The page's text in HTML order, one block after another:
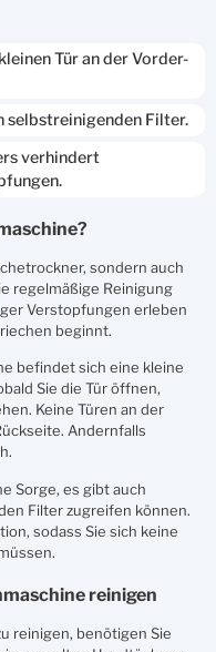
Tür an der Vorder-
selbstreinigenden Filter.
verhindert
sondern auch
regelmäßige Reinigung
Verstopfungen erleben
beginnt.
befindet sich eine kleine
Sie die Tür öffnen,
Keine Türen an der
Andernfalls
Sorge, es gibt auch
Filter zugreifen können.
sodass Sie sich keine
reinigen
reinigen, benötigen Sie